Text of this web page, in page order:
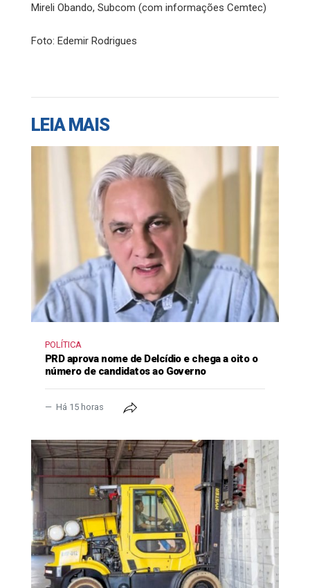
Mireli Obando, Subcom (com informações Cemtec)
Foto: Edemir Rodrigues
LEIA MAIS
POLÍTICA
PRD aprova nome de Delcídio e chega a oito o
número de candidatos ao Governo
Há 15 horas